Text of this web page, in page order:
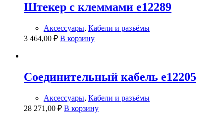
Штекер с клеммами e12289
Аксессуары, Кабели и разъёмы
3 464,00 ₽ В корзину
Соединительный кабель e12205
Аксессуары, Кабели и разъёмы
28 271,00 ₽ В корзину